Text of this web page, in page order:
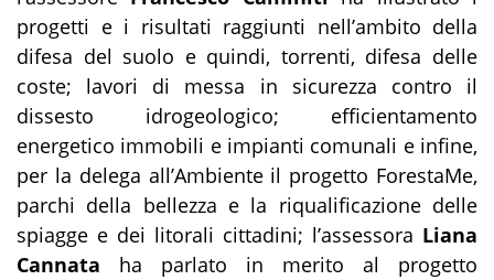
progetti e i risultati raggiunti nell’ambito della
difesa del suolo e quindi, torrenti, difesa delle
coste; lavori di messa in sicurezza contro il
dissesto idrogeologico; efficientamento
energetico immobili e impianti comunali e infine,
per la delega all’Ambiente il progetto ForestaMe,
parchi della bellezza e la riqualificazione delle
spiagge e dei litorali cittadini; l’assessora Liana
Cannata ha parlato in merito al progetto